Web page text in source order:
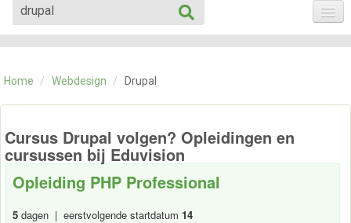
CATEGORIE
OVER ONS
CONTACT
Home / Webdesign / Drupal
Cursus Drupal volgen? Opleidingen en
cursussen bij Eduvision
Opleiding PHP Professional
5 dagen | eerstvolgende startdatum 14